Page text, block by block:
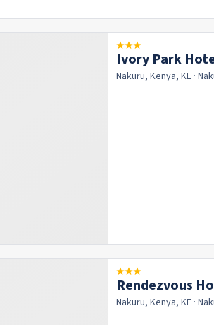
Ivory Park
Nakuru, Kenya, KE ·
Rendezvous
Nakuru, Kenya, KE ·